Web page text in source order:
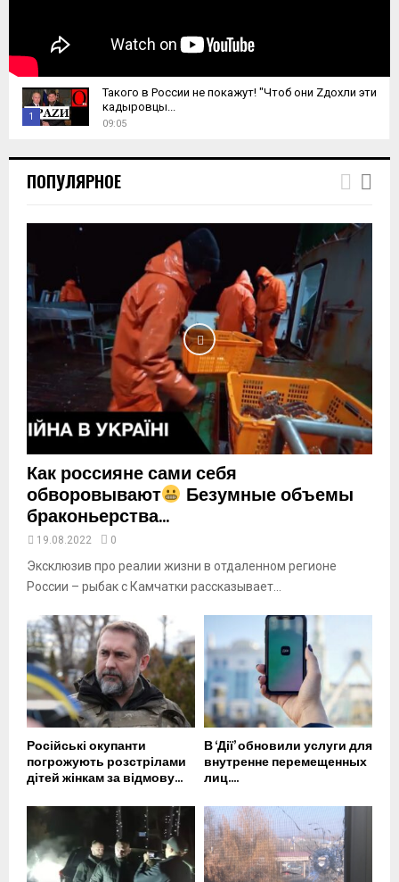
1
h
u
y
b
e
Такого в России не покажут! "Чтоб они Zдохли эти
кадыровцы...
09:05
ПОПУЛЯРНОЕ
Как россияне сами себя
обворовывают Безумные объемы
браконьерства...
19.08.2022 0
Эксклюзив про реалии жизни в отдаленном регионе
России – рыбак с Камчатки рассказывает...
Російські окупанти
погрожують розстрілами
дітей жінкам за відмову...
В ‘Дії’ обновили услуги для
внутренне перемещенных
лиц....